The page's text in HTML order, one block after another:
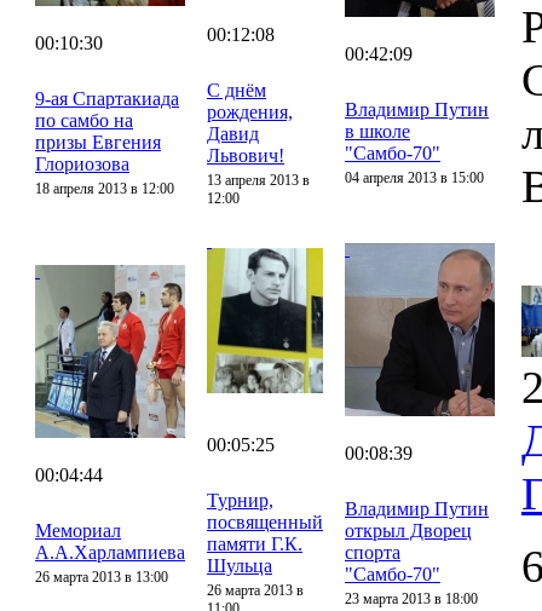
00:10:30
9-ая Спартакиада
по самбо на
призы Евгения
Глориозова
18 апреля 2013 в 12:00
00:12:08
С днём
рождения,
Давид
Львович!
13 апреля 2013 в
12:00
00:42:09
Владимир Путин
в школе
"Самбо-70"
04 апреля 2013 в 15:00
00:04:44
Мемориал
А.А.Харлампиева
26 марта 2013 в 13:00
00:05:25
Турнир,
посвященный
памяти Г.К.
Шульца
26 марта 2013 в
00:08:39
Владимир Путин
открыл Дворец
спорта
"Самбо-70"
23 марта 2013 в 18:00